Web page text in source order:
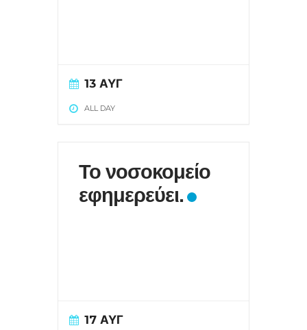
13 ΑΥΓ
ALL DAY
Το νοσοκομείο
εφημερεύει.
17 ΑΥΓ